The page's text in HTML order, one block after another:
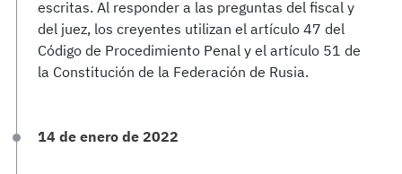
escritas. Al responder a las preguntas del fiscal y
del juez, los creyentes utilizan el artículo 47 del
Código de Procedimiento Penal y el artículo 51 de
la Constitución de la Federación de Rusia.
14 de enero de 2022